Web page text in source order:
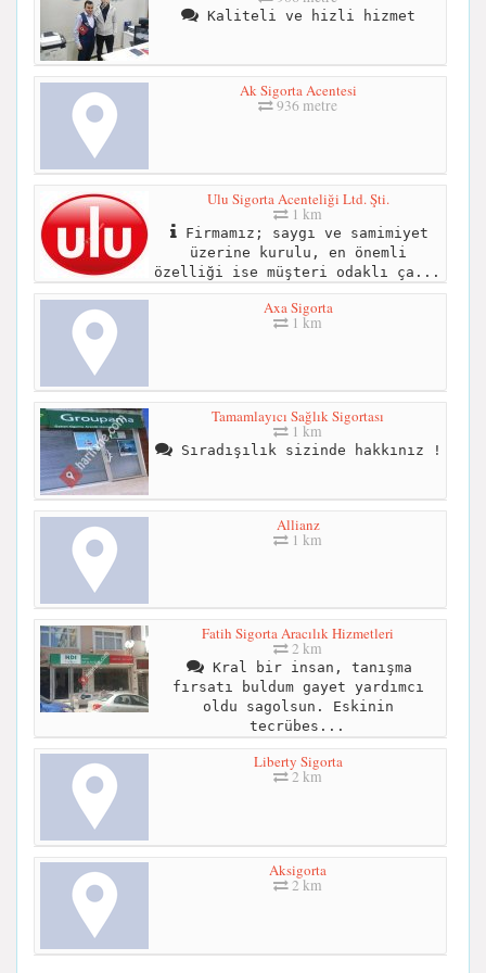
Kaliteli ve hizli hizmet
Ak Sigorta Acentesi
936 metre
Ulu Sigorta Acenteliği Ltd. Şti.
1 km
Firmamız; saygı ve samimiyet
üzerine kurulu, en önemli
özelliği ise müşteri odaklı ça...
Axa Sigorta
1 km
Tamamlayıcı Sağlık Sigortası
1 km
Sıradışılık sizinde hakkınız !
Allianz
1 km
Fatih Sigorta Aracılık Hizmetleri
2 km
Kral bir insan, tanışma
fırsatı buldum gayet yardımcı
oldu sagolsun. Eskinin
tecrübes...
Liberty Sigorta
2 km
Aksigorta
2 km